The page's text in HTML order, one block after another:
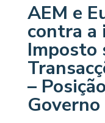
AEM e
contra a
Imposto
–